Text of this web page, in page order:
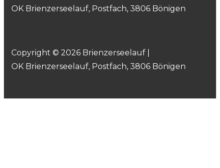
OK Brienzerseelauf, Postfach, 3806 Bönigen
Copyright © 2026 Brienzerseelauf |
OK Brienzerseelauf, Postfach, 3806 Bönigen